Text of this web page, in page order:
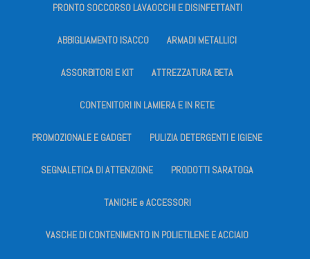
PRONTO SOCCORSO LAVAOCCHI E DISINFETTANTI
ABBIGLIAMENTO ISACCO ARMADI METALLICI
ASSORBITORI E KIT ATTREZZATURA BETA
CONTENITORI IN LAMIERA E IN RETE
PROMOZIONALE E GADGET PULIZIA DETERGENTI E IGIENE
SEGNALETICA DI ATTENZIONE PRODOTTI SARATOGA
TANICHE e ACCESSORI
VASCHE DI CONTENIMENTO IN POLIETILENE E ACCIAIO